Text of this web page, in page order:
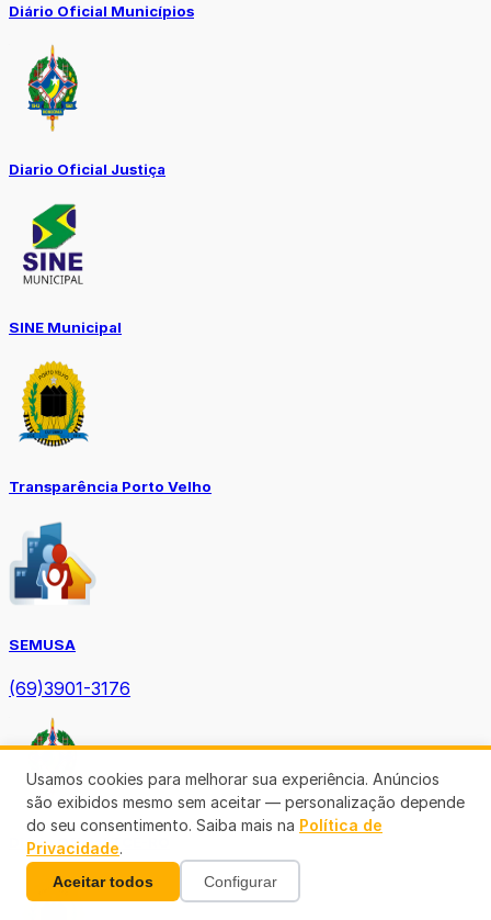
Diário Oficial Municípios
Diario Oficial Justiça
SINE Municipal
Transparência Porto Velho
SEMUSA
(69)3901-3176
Diário Oficial TCE-RO
Usamos cookies para melhorar sua experiência. Anúncios
são exibidos mesmo sem aceitar — personalização depende
do seu consentimento. Saiba mais na Política de
Privacidade.
Aceitar todos Configurar